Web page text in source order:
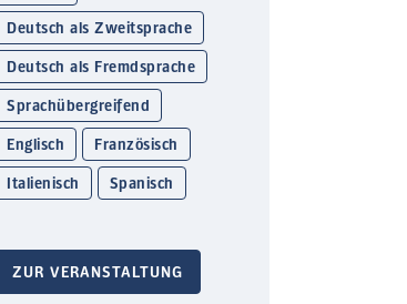
Deutsch als Zweitsprache
Deutsch als Fremdsprache
Sprachübergreifend
Englisch Französisch
Italienisch Spanisch
ZUR VERANSTALTUNG